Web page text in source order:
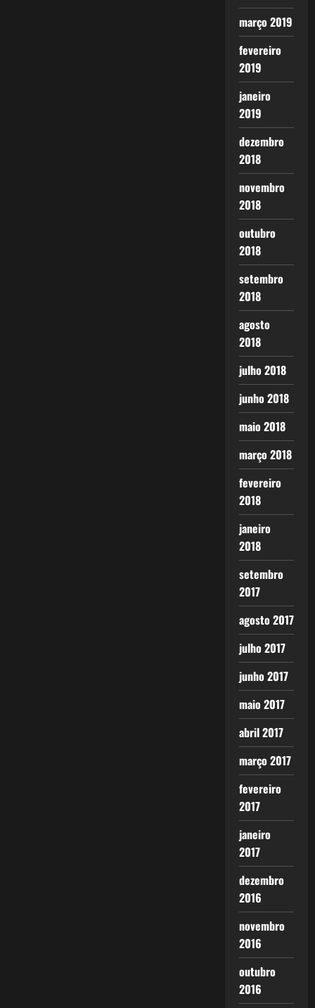
março 2019
fevereiro
2019
janeiro
2019
dezembro
2018
novembro
2018
outubro
2018
setembro
2018
agosto
2018
julho 2018
junho 2018
maio 2018
março 2018
fevereiro
2018
janeiro
2018
setembro
2017
agosto 2017
julho 2017
junho 2017
maio 2017
abril 2017
março 2017
fevereiro
2017
janeiro
2017
dezembro
2016
novembro
2016
outubro
2016